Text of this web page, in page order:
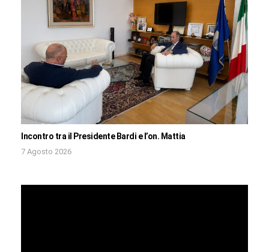
Incontro tra il Presidente Bardi e l’on. Mattia
7 Agosto 2026